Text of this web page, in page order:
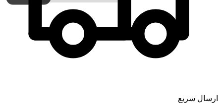
ارسال سریع